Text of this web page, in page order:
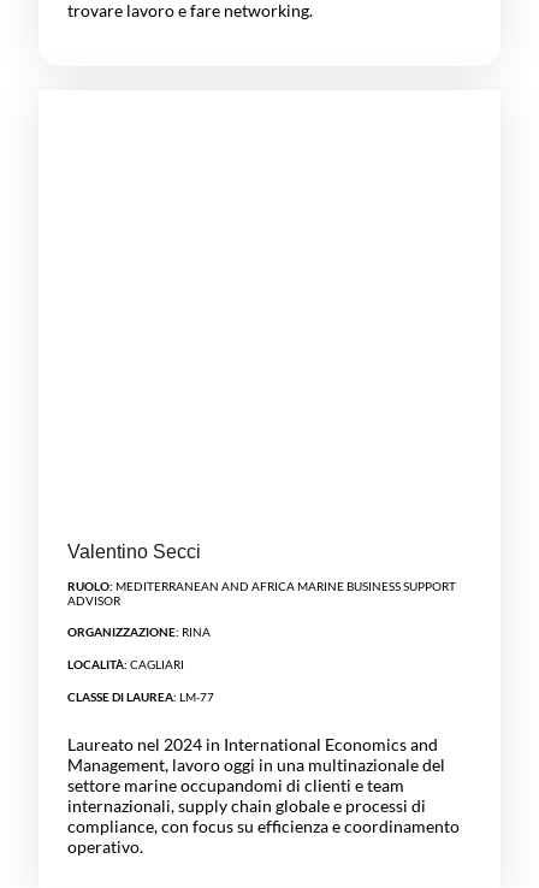
trovare lavoro e fare networking.
Valentino Secci
RUOLO: MEDITERRANEAN AND AFRICA MARINE BUSINESS SUPPORT
ADVISOR
ORGANIZZAZIONE: RINA
LOCALITÀ: CAGLIARI
CLASSE DI LAUREA: LM-77
Laureato nel 2024 in International Economics and
Management, lavoro oggi in una multinazionale del
settore marine occupandomi di clienti e team
internazionali, supply chain globale e processi di
compliance, con focus su efficienza e coordinamento
operativo.